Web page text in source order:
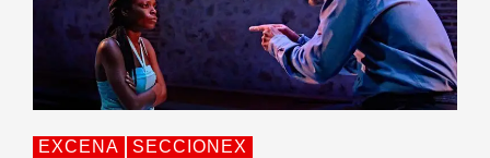
EXCENA SECCIONEX